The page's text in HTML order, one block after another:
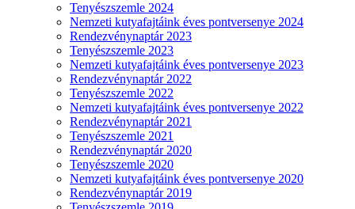
Tenyészszemle 2024
Nemzeti kutyafajtáink éves pontversenye 2024
Rendezvénynaptár 2023
Tenyészszemle 2023
Nemzeti kutyafajtáink éves pontversenye 2023
Rendezvénynaptár 2022
Tenyészszemle 2022
Nemzeti kutyafajtáink éves pontversenye 2022
Rendezvénynaptár 2021
Tenyészszemle 2021
Rendezvénynaptár 2020
Tenyészszemle 2020
Nemzeti kutyafajtáink éves pontversenye 2020
Rendezvénynaptár 2019